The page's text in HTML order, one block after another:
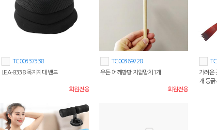
TC00337338
LEA-B338 목지지대 밴드
회원전용
TC00369728
우든 어깨팡팡 지압망치1개
회원전용
가려운
개 등긁